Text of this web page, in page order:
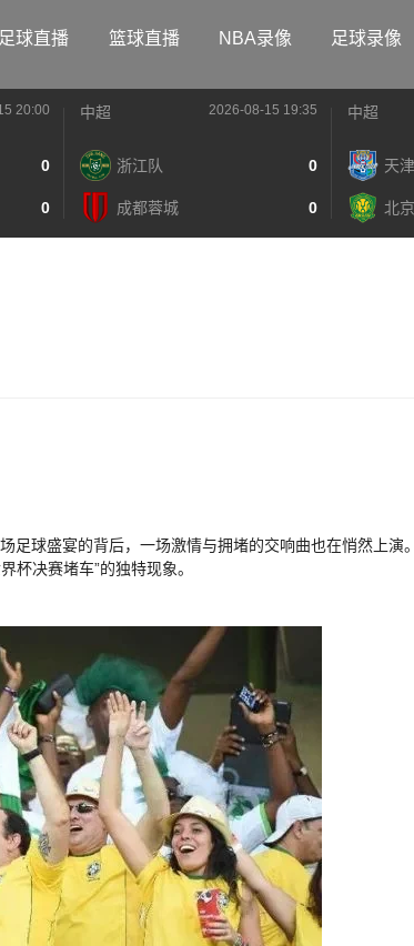
足球直播 篮球直播 NBA录像 足球录像
20:00
0
0
中超 2026-08-15 19:35
浙江队 0
成都蓉城 0
中超
天
北
足球盛宴的背后，一场激情与拥堵的交响曲也在悄然上演
杯决赛堵车”的独特现象。